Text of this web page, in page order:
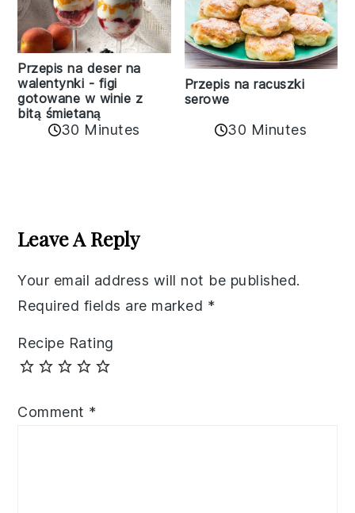
Przepis na deser na
walentynki - figi
gotowane w winie z
bitą śmietaną
30 Minutes
Przepis na racuszki
serowe
30 Minutes
Interactions
Leave A Reply
Your email address will not be published.
Required fields are marked *
Recipe Rating
Comment *